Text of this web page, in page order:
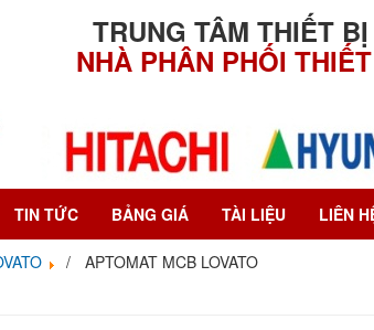
TRUNG TÂM THIẾT
NHÀ PHÂN PHỐI
TIN TỨC BẢNG GIÁ TÀI LIỆU LIÊN
APTOMAT MCB LOVATO